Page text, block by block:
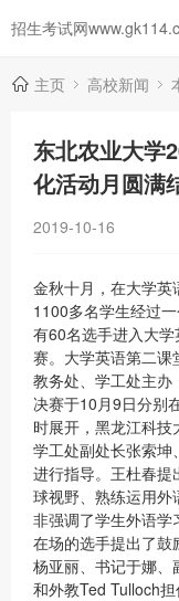
招生考试网
主页 高校新闻
东北农业大学
化活动月圆满
2019-10-16
金秋十月，在大学
1100多名学生经过
有60名选手进入大
赛。大学英语第二
教务处、学工处主办
决赛于10月9日分别
时展开，黑龙江科技
学工处副处长张索
进行指导。王杜春
球视野、熟练运用
非强调了学生外语
在场的选手提出了
杨亚丽、书记于娜、
和外教Ted Tulloch担